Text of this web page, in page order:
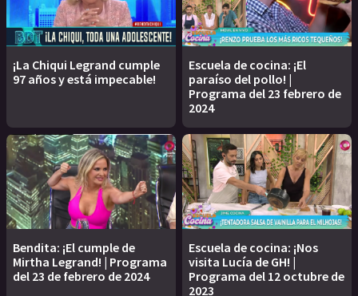
¡La Chiqui Legrand cumple
97 años y está impecable!
Escuela de cocina: ¡El
paraíso del pollo! |
Programa del 23 febrero de
2024
Bendita: ¡El cumple de
Mirtha Legrand! | Programa
del 23 de febrero de 2024
Escuela de cocina: ¡Nos
visita Lucía de GH! |
Programa del 12 octubre de
2023